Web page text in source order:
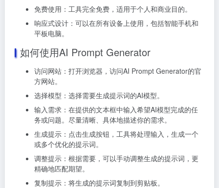
免费使用：工具完全免费，适用于个人和商业目的。
响应式设计：可以在所有设备上使用，包括智能手机和
平板电脑。
如何使用AI Prompt Generator
访问网站：打开浏览器，访问AI Prompt Generator的官
方网站。
选择模型：选择需要生成提示词的AI模型。
输入需求：在提供的文本框中输入希望AI模型完成的任
务或问题。尽量清晰、具体地描述你的需求。
生成提示：点击生成按钮，工具将处理输入，生成一个
或多个优化的提示词。
调整提示：根据需要，可以手动调整生成的提示词，更
精确地匹配期望。
复制提示：将生成的提示词复制到剪贴板。